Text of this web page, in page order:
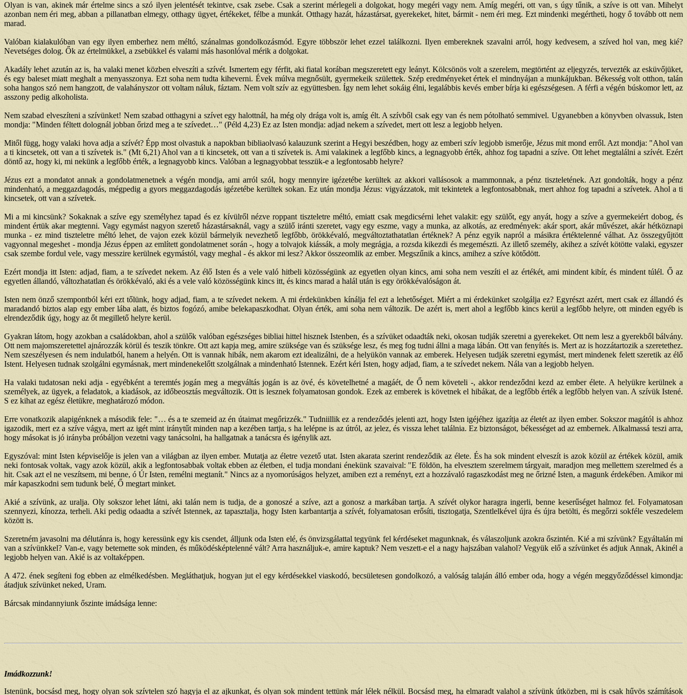
Olyan is van, akinek már értelme sincs a szó ilyen jelentését tekintve, csak zsebe. Csak a szerint mérlegeli a dolgokat, hogy megéri vagy nem. Amíg megéri, ott van, s úgy tűnik, a szíve is ott van. Mihelyt
azonban nem éri meg, abban a pillanatban elmegy, otthagy ügyet, értékeket, félbe a munkát. Otthagy hazát, házastársat, gyerekeket, hitet, bármit - nem éri meg. Ezt mindenki megértheti, hogy ő tovább ott nem
marad.
Valóban kialakulóban van egy ilyen emberhez nem méltó, szánalmas gondolkozásmód. Egyre többször lehet ezzel találkozni. Ilyen embereknek szavalni arról, hogy kedvesem, a szíved hol van, meg kié?
Nevetséges dolog. Ők az értelmükkel, a zsebükkel és valami más hasonlóval mérik a dolgokat.
Akadály lehet azután az is, ha valaki menet közben elveszíti a szívét. Ismertem egy férfit, aki fiatal korában megszeretett egy leányt. Kölcsönös volt a szerelem, megtörtént az eljegyzés, tervezték az esküvőjüket,
és egy baleset miatt meghalt a menyasszonya. Ezt soha nem tudta kiheverni. Évek múlva megnősült, gyermekeik születtek. Szép eredményeket értek el mindnyájan a munkájukban. Békesség volt otthon, talán
soha hangos szó nem hangzott, de valahányszor ott voltam náluk, fáztam. Nem volt szív az együttesben. Így nem lehet sokáig élni, legalábbis kevés ember bírja ki egészségesen. A férfi a végén búskomor lett, az
asszony pedig alkoholista.
Nem szabad elveszíteni a szívünket! Nem szabad otthagyni a szívet egy halottnál, ha még oly drága volt is, amíg élt. A szívből csak egy van és nem pótolható semmivel. Ugyanebben a könyvben olvassuk, Isten
mondja: "Minden féltett dolognál jobban őrizd meg a te szívedet…" (Péld 4,23) Ez az Isten mondja: adjad nekem a szívedet, mert ott lesz a legjobb helyen.
Mitől függ, hogy valaki hova adja a szívét? Épp most olvastuk a napokban bibliaolvasó kalauzunk szerint a Hegyi beszédben, hogy az emberi szív legjobb ismerője, Jézus mit mond erről. Azt mondja: "Ahol van
a ti kincsetek, ott van a ti szívetek is." (Mt 6,21) Ahol van a ti kincsetek, ott van a ti szívetek is. Ami valakinek a legfőbb kincs, a legnagyobb érték, ahhoz fog tapadni a szíve. Ott lehet megtalálni a szívét. Ezért
döntő az, hogy ki, mi nekünk a legfőbb érték, a legnagyobb kincs. Valóban a legnagyobbat tesszük-e a legfontosabb helyre?
Jézus ezt a mondatot annak a gondolatmenetnek a végén mondja, ami arról szól, hogy mennyire igézetébe kerültek az akkori vallásosok a mammonnak, a pénz tiszteletének. Azt gondolták, hogy a pénz
mindenható, a meggazdagodás, mégpedig a gyors meggazdagodás igézetébe kerültek sokan. Ez után mondja Jézus: vigyázzatok, mit tekintetek a legfontosabbnak, mert ahhoz fog tapadni a szívetek. Ahol a ti
kincsetek, ott van a szívetek.
Mi a mi kincsünk? Sokaknak a szíve egy személyhez tapad és ez kívülről nézve roppant tiszteletre méltó, emiatt csak megdicsérni lehet valakit: egy szülőt, egy anyát, hogy a szíve a gyermekeiért dobog, és
mindent értük akar megtenni. Vagy egymást nagyon szerető házastársaknál, vagy a szülő iránti szeretet, vagy egy eszme, vagy a munka, az alkotás, az eredmények: akár sport, akár művészet, akár hétköznapi
munka - ez mind tiszteletre méltó lehet, de vajon ezek közül bármelyik nevezhető legfőbb, örökkévaló, megváltoztathatatlan értéknek? A pénz egyik napról a másikra értéktelenné válhat. Az összegyűjtött
vagyonnal megeshet - mondja Jézus éppen az említett gondolatmenet során -, hogy a tolvajok kiássák, a moly megrágja, a rozsda kikezdi és megemészti. Az illető személy, akihez a szívét kötötte valaki, egyszer
csak szembe fordul vele, vagy messzire kerülnek egymástól, vagy meghal - és akkor mi lesz? Akkor összeomlik az ember. Megszűnik a kincs, amihez a szíve kötődött.
Ezért mondja itt Isten: adjad, fiam, a te szívedet nekem. Az élő Isten és a vele való hitbeli közösségünk az egyetlen olyan kincs, ami soha nem veszíti el az értékét, ami mindent kibír, és mindent túlél. Ő az
egyetlen állandó, változhatatlan és örökkévaló, aki és a vele való közösségünk kincs itt, és kincs marad a halál után is egy örökkévalóságon át.
Isten nem önző szempontból kéri ezt tőlünk, hogy adjad, fiam, a te szívedet nekem. A mi érdekünkben kínálja fel ezt a lehetőséget. Miért a mi érdekünket szolgálja ez? Egyrészt azért, mert csak ez állandó és
maradandó biztos alap egy ember lába alatt, és biztos fogózó, amibe belekapaszkodhat. Olyan érték, ami soha nem változik. De azért is, mert ahol a legfőbb kincs kerül a legfőbb helyre, ott minden egyéb is
elrendeződik úgy, hogy az őt megillető helyre kerül.
Gyakran látom, hogy azokban a családokban, ahol a szülők valóban egészséges bibliai hittel hisznek Istenben, és a szívüket odaadták neki, okosan tudják szeretni a gyerekeket. Ott nem lesz a gyerekből bálvány.
Ott nem majomszeretettel ajnározzák körül és teszik tönkre. Ott azt kapja meg, amire szüksége van és szüksége lesz, és meg fog tudni állni a maga lábán. Ott van fenyítés is. Mert az is hozzátartozik a szeretethez.
Nem szeszélyesen és nem indulatból, hanem a helyén. Ott is vannak hibák, nem akarom ezt idealizálni, de a helyükön vannak az emberek. Helyesen tudják szeretni egymást, mert mindenek felett szeretik az élő
Istent. Helyesen tudnak szolgálni egymásnak, mert mindenekelőtt szolgálnak a mindenható Istennek. Ezért kéri Isten, hogy adjad, fiam, a te szívedet nekem. Nála van a legjobb helyen.
Ha valaki tudatosan neki adja - egyébként a teremtés jogán meg a megváltás jogán is az övé, és követelhetné a magáét, de Ő nem követeli -, akkor rendeződni kezd az ember élete. A helyükre kerülnek a
személyek, az ügyek, a feladatok, a kiadások, az időbeosztás megváltozik. Ott is lesznek folyamatosan gondok. Ezek az emberek is követnek el hibákat, de a legfőbb érték a legfőbb helyen van. A szívük Istené.
S ez kihat az egész életükre, meghatározó módon.
Erre vonatkozik alapigénknek a második fele: "… és a te szemeid az én útaimat megőrizzék." Tudniillik ez a rendeződés jelenti azt, hogy Isten igéjéhez igazítja az életét az ilyen ember. Sokszor magától is ahhoz
igazodik, mert ez a szíve vágya, mert az igét mint iránytűt minden nap a kezében tartja, s ha lelépne is az útról, az jelez, és vissza lehet találnia. Ez biztonságot, békességet ad az embernek. Alkalmassá teszi arra,
hogy másokat is jó irányba próbáljon vezetni vagy tanácsolni, ha hallgatnak a tanácsra és igénylik azt.
Egyszóval: mint Isten képviselője is jelen van a világban az ilyen ember. Mutatja az életre vezető utat. Isten akarata szerint rendeződik az élete. És ha sok mindent elveszít is azok közül az értékek közül, amik
neki fontosak voltak, vagy azok közül, akik a legfontosabbak voltak ebben az életben, el tudja mondani énekünk szavaival: "E földön, ha elvesztem szerelmem tárgyait, maradjon meg mellettem szerelmed és a
hit. Csak azt el ne veszítsem, mi benne, ó Úr Isten, remélni megtanít." Nincs az a nyomorúságos helyzet, amiben ezt a reményt, ezt a hozzávaló ragaszkodást meg ne őrizné Isten, a magunk érdekében. Amikor mi
már kapaszkodni sem tudunk belé, Ő megtart minket.
Akié a szívünk, az uralja. Oly sokszor lehet látni, aki talán nem is tudja, de a gonoszé a szíve, azt a gonosz a markában tartja. A szívét olykor haragra ingerli, benne keserűséget halmoz fel. Folyamatosan
szennyezi, kínozza, terheli. Aki pedig odaadta a szívét Istennek, az tapasztalja, hogy Isten karbantartja a szívét, folyamatosan erősíti, tisztogatja, Szentlelkével újra és újra betölti, és megőrzi sokféle veszedelem
között is.
Szeretném javasolni ma délutánra is, hogy keressünk egy kis csendet, álljunk oda Isten elé, és önvizsgálattal tegyünk fel kérdéseket magunknak, és válaszoljunk azokra őszintén. Kié a mi szívünk? Egyáltalán mi
van a szívünkkel? Van-e, vagy betemette sok minden, és működésképtelenné vált? Arra használjuk-e, amire kaptuk? Nem veszett-e el a nagy hajszában valahol? Vegyük elő a szívünket és adjuk Annak, Akinél a
legjobb helyen van. Akié is az voltaképpen.
A 472. ének segíteni fog ebben az elmélkedésben. Megláthatjuk, hogyan jut el egy kérdésekkel viaskodó, becsületesen gondolkozó, a valóság talaján álló ember oda, hogy a végén meggyőződéssel kimondja:
átadjuk szívünket neked, Uram.
Bárcsak mindannyiunk őszinte imádsága lenne:
Imádkozzunk!
Istenünk, bocsásd meg, hogy olyan sok szívtelen szó hagyja el az ajkunkat, és olyan sok mindent tettünk már lélek nélkül. Bocsásd meg, ha elmaradt valahol a szívünk útközben, mi is csak hűvös számítások